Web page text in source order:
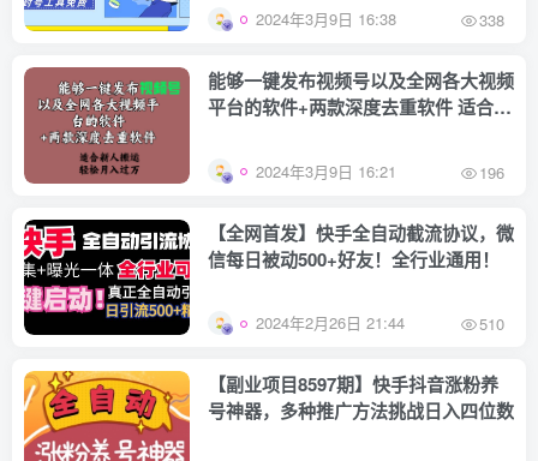
2024年3月9日 16:38 338
能够一键发布视频号以及全网各大视频
平台的软件+两款深度去重软件 适合…
2024年3月9日 16:21 196
【全网首发】快手全自动截流协议，微
信每日被动500+好友！全行业通用！
2024年2月26日 21:44 510
【副业项目8597期】快手抖音涨粉养
号神器，多种推广方法挑战日入四位数